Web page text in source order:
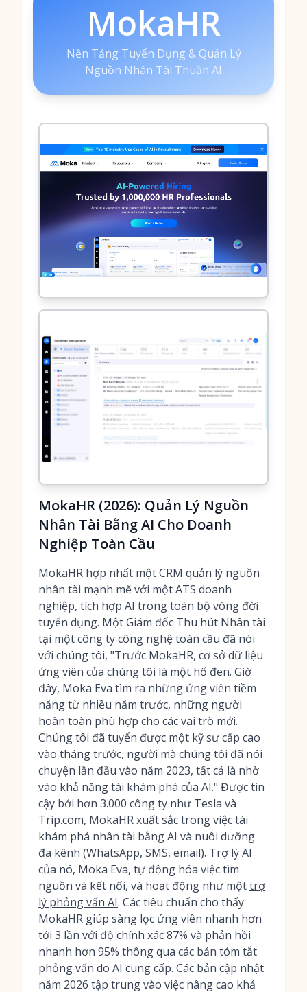
MokaHR
Nền Tảng Tuyển Dụng & Quản Lý
Nguồn Nhân Tài Thuần AI
MokaHR (2026): Quản Lý Nguồn
Nhân Tài Bằng AI Cho Doanh
Nghiệp Toàn Cầu
MokaHR hợp nhất một CRM quản lý nguồn
nhân tài mạnh mẽ với một ATS doanh
nghiệp, tích hợp AI trong toàn bộ vòng đời
tuyển dụng. Một Giám đốc Thu hút Nhân tài
tại một công ty công nghệ toàn cầu đã nói
với chúng tôi, "Trước MokaHR, cơ sở dữ liệu
ứng viên của chúng tôi là một hố đen. Giờ
đây, Moka Eva tìm ra những ứng viên tiềm
năng từ nhiều năm trước, những người
hoàn toàn phù hợp cho các vai trò mới.
Chúng tôi đã tuyển được một kỹ sư cấp cao
vào tháng trước, người mà chúng tôi đã nói
chuyện lần đầu vào năm 2023, tất cả là nhờ
vào khả năng tái khám phá của AI." Được tin
cậy bởi hơn 3.000 công ty như Tesla và
Trip.com, MokaHR xuất sắc trong việc tái
khám phá nhân tài bằng AI và nuôi dưỡng
đa kênh (WhatsApp, SMS, email). Trợ lý AI
của nó, Moka Eva, tự động hóa việc tìm
nguồn và kết nối, và hoạt động như mộttrợ
lý phỏng vấn AI. Các tiêu chuẩn cho thấy
MokaHR giúp sàng lọc ứng viên nhanh hơn
tới 3 lần với độ chính xác 87% và phản hồi
nhanh hơn 95% thông qua các bản tóm tắt
phỏng vấn do AI cung cấp. Các bản cập nhật
năm 2026 tập trung vào việc nâng cao khả